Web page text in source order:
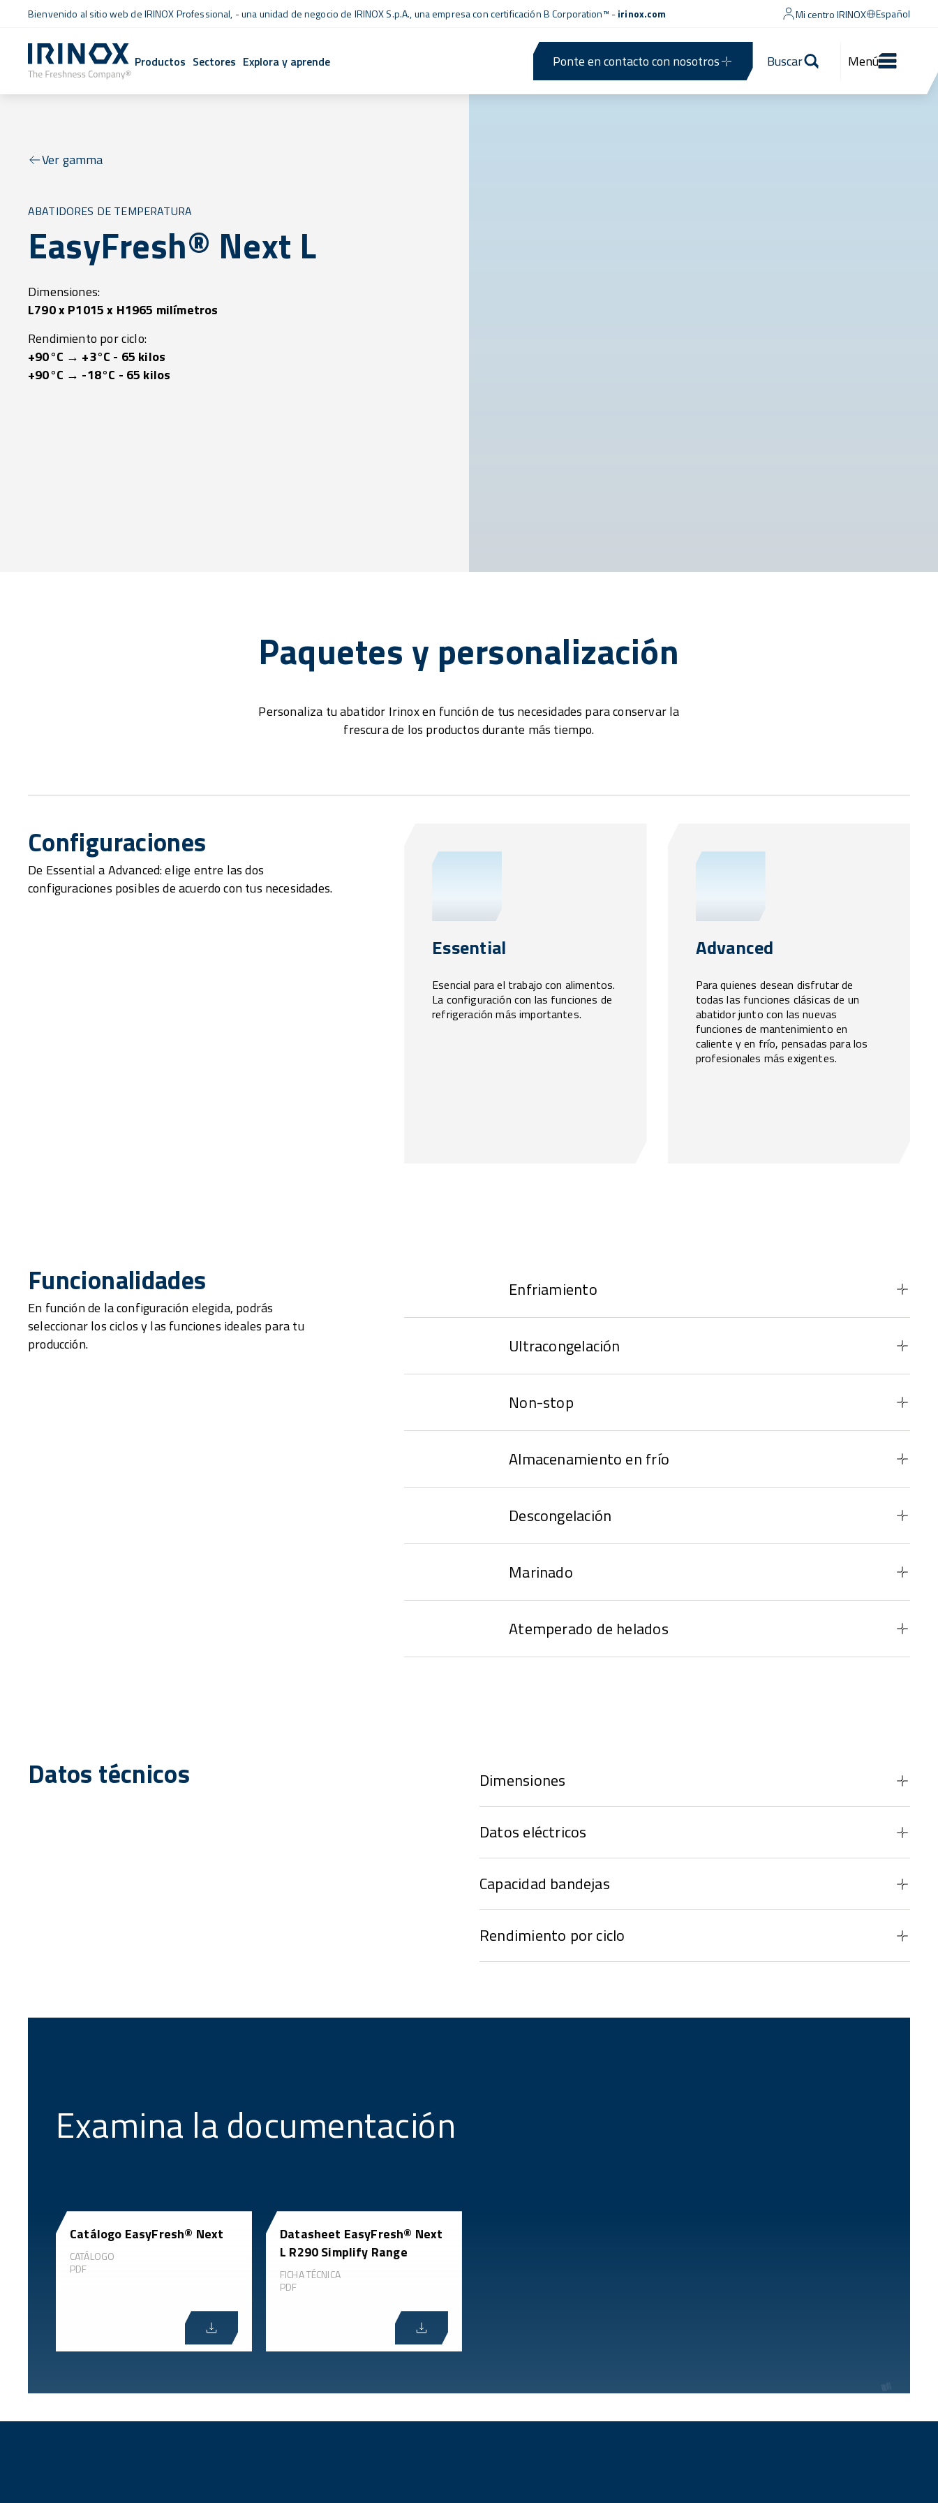
Bienvenido al sitio web de IRINOX Professional, - una unidad de negocio de IRINOX S.p.A., una empresa concertificación B Corporation™ -irinox.com Mi centro IRINOX Español
Productos Sectores Explora y aprende Ponte en contacto con nosotros Buscar Menú
Ver gamma
ABATIDORES DE TEMPERATURA
EasyFresh® Next L
Dimensiones:
L790 x P1015 x H1965 milímetros
Rendimiento por ciclo:
+90°C → +3°C - 65 kilos
+90°C → -18°C - 65 kilos
Paquetes y personalización
Personaliza tu abatidor Irinox en función de tus necesidades para conservar la
frescura de los productos durante más tiempo.
Configuraciones
De Essential a Advanced: elige entre las dos
configuraciones posibles de acuerdo con tus necesidades.
Essential
Esencial para el trabajo con alimentos.
La configuración con las funciones de
refrigeración más importantes.
Advanced
Para quienes desean disfrutar de
todas las funciones clásicas de un
abatidor junto con las nuevas
funciones de mantenimiento en
caliente y en frío, pensadas para los
profesionales más exigentes.
Funcionalidades
En función de la configuración elegida, podrás
seleccionar los ciclos y las funciones ideales para tu
producción.
Enfriamiento
Ultracongelación
Non-stop
Almacenamiento en frío
Descongelación
Marinado
Atemperado de helados
Datos técnicos Dimensiones
Datos eléctricos
Capacidad bandejas
Rendimiento por ciclo
Examina la documentación
Catálogo EasyFresh® Next
CATÁLOGO
PDF
Datasheet EasyFresh® Next
L R290 Simplify Range
FICHA TÉCNICA
PDF